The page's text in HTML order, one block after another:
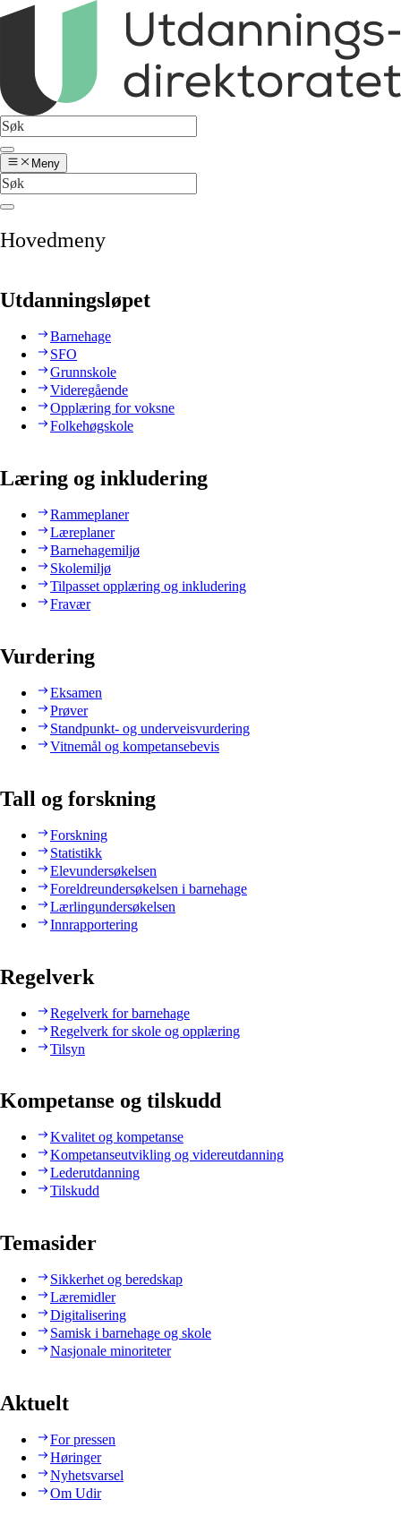
Meny
Hovedmeny
Utdanningsløpet
Barnehage
SFO
Grunnskole
Videregående
Opplæring for voksne
Folkehøgskole
Læring og inkludering
Rammeplaner
Læreplaner
Barnehagemiljø
Skolemiljø
Tilpasset opplæring og inkludering
Fravær
Vurdering
Eksamen
Prøver
Standpunkt- og underveisvurdering
Vitnemål og kompetansebevis
Tall og forskning
Forskning
Statistikk
Elevundersøkelsen
Foreldreundersøkelsen i barnehage
Lærlingundersøkelsen
Innrapportering
Regelverk
Regelverk for barnehage
Regelverk for skole og opplæring
Tilsyn
Kompetanse og tilskudd
Kvalitet og kompetanse
Kompetanseutvikling og videreutdanning
Lederutdanning
Tilskudd
Temasider
Sikkerhet og beredskap
Læremidler
Digitalisering
Samisk i barnehage og skole
Nasjonale minoriteter
Aktuelt
For pressen
Høringer
Nyhetsvarsel
Om Udir